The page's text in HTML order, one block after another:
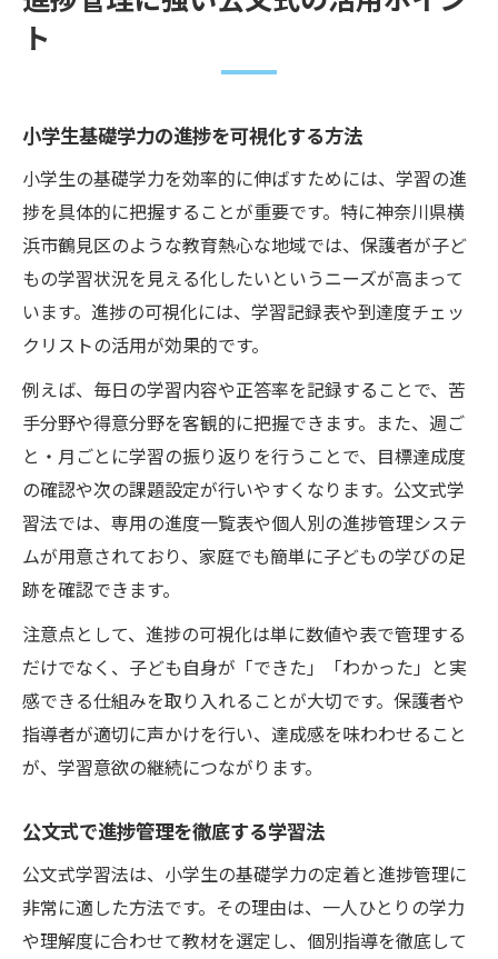
ト
小学生基礎学力の進捗を可視化する方法
小学生の基礎学力を効率的に伸ばすためには、学習の進
捗を具体的に把握することが重要です。特に神奈川県横
浜市鶴見区のような教育熱心な地域では、保護者が子ど
もの学習状況を見える化したいというニーズが高まって
います。進捗の可視化には、学習記録表や到達度チェッ
クリストの活用が効果的です。
例えば、毎日の学習内容や正答率を記録することで、苦
手分野や得意分野を客観的に把握できます。また、週ご
と・月ごとに学習の振り返りを行うことで、目標達成度
の確認や次の課題設定が行いやすくなります。公文式学
習法では、専用の進度一覧表や個人別の進捗管理システ
ムが用意されており、家庭でも簡単に子どもの学びの足
跡を確認できます。
注意点として、進捗の可視化は単に数値や表で管理する
だけでなく、子ども自身が「できた」「わかった」と実
感できる仕組みを取り入れることが大切です。保護者や
指導者が適切に声かけを行い、達成感を味わわせること
が、学習意欲の継続につながります。
公文式で進捗管理を徹底する学習法
公文式学習法は、小学生の基礎学力の定着と進捗管理に
非常に適した方法です。その理由は、一人ひとりの学力
や理解度に合わせて教材を選定し、個別指導を徹底して